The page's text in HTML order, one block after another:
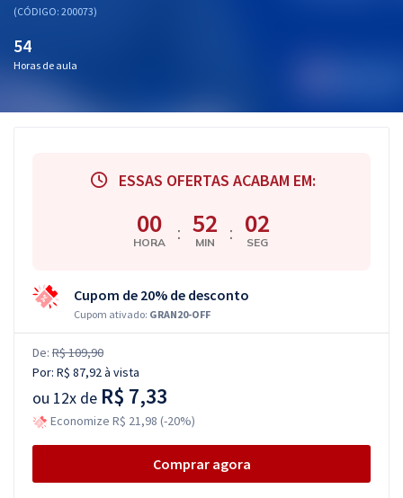
(CÓDIGO: 200073)
54
Horas de aula
ESSAS OFERTAS ACABAM EM:
00
HORA : 52
MIN : 01
SEG
Cupom de 20% de desconto
Cupom ativado: GRAN20-OFF
De: R$ 109,90
Por: R$ 87,92à vista
ou 12x de R$ 7,33
Economize R$ 21,98 (-20%)
Comprar agora